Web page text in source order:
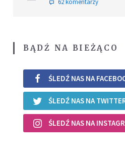
BĄDŹ NA BIEŻĄCO
ŚLEDŹ NAS NA
ŚLEDŹ NAS NA
ŚLEDŹ NAS NA